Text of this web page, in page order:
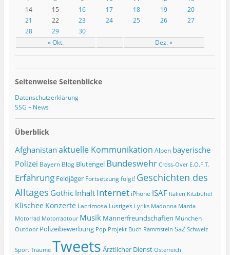
« Okt. Dez. »
14
15 16 17 18 19
20
21
22 23 24 25 26
27
28
29 30
Seitenweise Seitenblicke
Datenschutzerklärung
SSG – News
Überblick
Afghanistanaktuelle Kommunikation Alpen bayerische
Polizei Bayern Blog Blutengel Bundeswehr Cross-Over E.O.F.T.
Erfahrung Feldjäger Fortsetzung folgt! Geschichten des
Alltages Gothic Inhalt Internet iPhone ISAF Italien Kitzbühel
Klischee Konzerte Lacrimosa Lustiges Lyriks Madonna Mazda
Motorrad Motorradtour Musik Männerfreundschaften München
Outdoor Polizeibewerbung Pop Projekt Buch Rammstein SaZ Schweiz
Sport Träume Tweets Ärztlicher Dienst Österreich